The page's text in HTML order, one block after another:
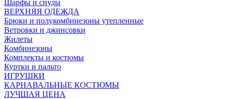
Шарфы и снуды
ВЕРХНЯЯ ОДЕЖДА
Брюки и полукомбинезоны утепленные
Ветровки и джинсовки
Жилеты
Комбинезоны
Комплекты и костюмы
Куртки и пальто
ИГРУШКИ
КАРНАВАЛЬНЫЕ КОСТЮМЫ
ЛУЧШАЯ ЦЕНА